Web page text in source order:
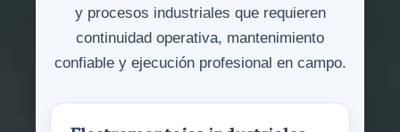
y procesos industriales que requieren
continuidad operativa, mantenimiento
confiable y ejecución profesional en campo.